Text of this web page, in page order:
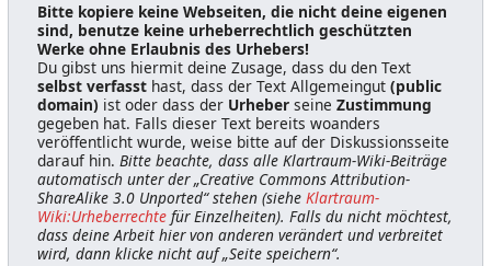
Bitte kopiere keine Webseiten, die nicht deine eigenen
sind, benutze keine urheberrechtlich geschützten
Werke ohne Erlaubnis des Urhebers!
Du gibst uns hiermit deine Zusage, dass du den Text
selbst verfasst hast, dass der Text Allgemeingut(public
domain) ist oder dass der Urheber seineZustimmung
gegeben hat. Falls dieser Text bereits woanders
veröffentlicht wurde, weise bitte auf der Diskussionsseite
darauf hin.Bitte beachte, dass alle Klartraum-Wiki-Beiträge
automatisch unter der „Creative Commons Attribution-
ShareAlike 3.0 Unported“ stehen (sieheKlartraum-
Wiki:Urheberrechte für Einzelheiten). Falls du nicht möchtest,
dass deine Arbeit hier von anderen verändert und verbreitet
wird, dann klicke nicht auf „Seite speichern“.